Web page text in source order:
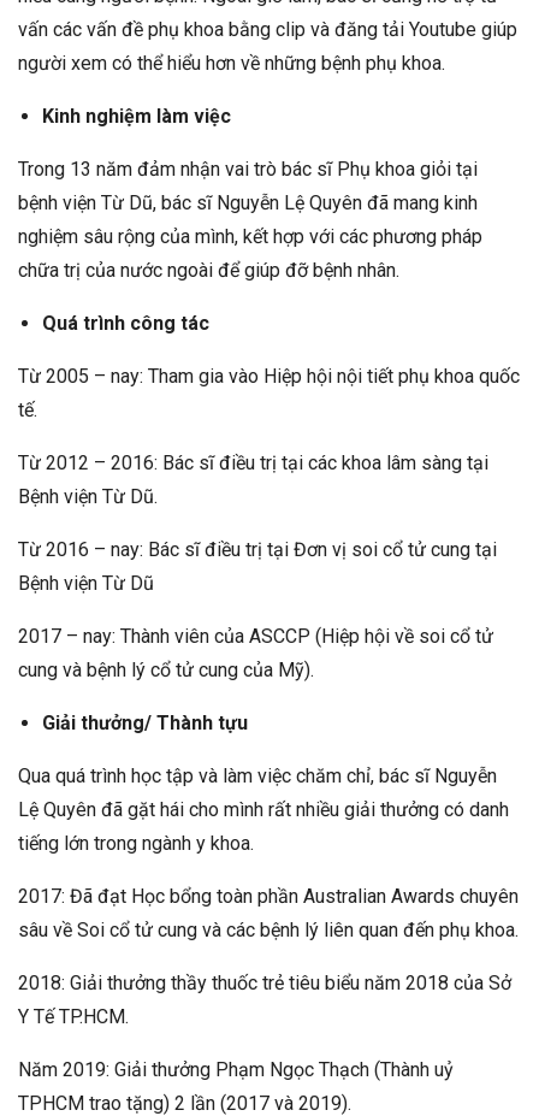
vấn các vấn đề phụ khoa bằng clip và đăng tải Youtube giúp
người xem có thể hiểu hơn về những bệnh phụ khoa.
Kinh nghiệm làm việc
Trong 13 năm đảm nhận vai trò bác sĩ Phụ khoa giỏi tại
bệnh viện Từ Dũ, bác sĩ Nguyễn Lệ Quyên đã mang kinh
nghiệm sâu rộng của mình, kết hợp với các phương pháp
chữa trị của nước ngoài để giúp đỡ bệnh nhân.
Quá trình công tác
Từ 2005 – nay: Tham gia vào Hiệp hội nội tiết phụ khoa quốc
tế.
Từ 2012 – 2016: Bác sĩ điều trị tại các khoa lâm sàng tại
Bệnh viện Từ Dũ.
Từ 2016 – nay: Bác sĩ điều trị tại Đơn vị soi cổ tử cung tại
Bệnh viện Từ Dũ
2017 – nay: Thành viên của ASCCP (Hiệp hội về soi cổ tử
cung và bệnh lý cổ tử cung của Mỹ).
Giải thưởng/ Thành tựu
Qua quá trình học tập và làm việc chăm chỉ, bác sĩ Nguyễn
Lệ Quyên đã gặt hái cho mình rất nhiều giải thưởng có danh
tiếng lớn trong ngành y khoa.
2017: Đã đạt Học bổng toàn phần Australian Awards chuyên
sâu về Soi cổ tử cung và các bệnh lý liên quan đến phụ khoa.
2018: Giải thưởng thầy thuốc trẻ tiêu biểu năm 2018 của Sở
Y Tế TP.HCM.
Năm 2019: Giải thưởng Phạm Ngọc Thạch (Thành uỷ
TPHCM trao tặng) 2 lần (2017 và 2019).